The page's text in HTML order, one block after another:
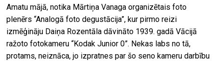
Amatu mājā, notika Mārtiņa Vanaga organizētais foto
plenērs “Analogā foto degustācija”, kur pirmo reizi
izmēģināju Daiņa Rozentāla dāvināto 1939. gadā Vācijā
ražoto fotokameru “Kodak Junior 0”. Nekas labs no tā,
protams, neiznāca, jo izpratnes par šo seno kameru darbību